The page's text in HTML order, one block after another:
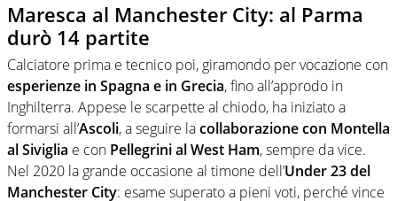
Maresca al Manchester City: al Parma
durò 14 partite
Calciatore prima e tecnico poi, giramondo per vocazione con
esperienze in Spagna e in Grecia, fino all’approdo in
Inghilterra. Appese le scarpette al chiodo, ha iniziato a
formarsi all’Ascoli, a seguire lacollaborazione con Montella
al Siviglia e con Pellegrini al West Ham, sempre da vice.
Nel 2020 la grande occasione al timone dell’Under 23 del
Manchester City: esame superato a pieni voti, perché vince